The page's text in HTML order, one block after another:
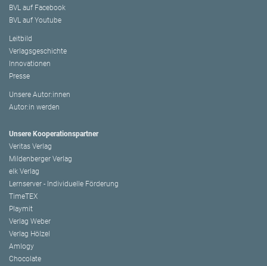
BVL auf Facebook
BVL auf Youtube
Leitbild
Verlagsgeschichte
Innovationen
Presse
Unsere Autor:innen
Autor:in werden
Unsere Kooperationspartner
Veritas Verlag
Mildenberger Verlag
elk Verlag
Lernserver - Individuelle Förderung
TimeTEX
Playmit
Verlag Weber
Verlag Hölzel
Amlogy
Chocolate